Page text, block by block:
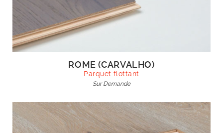
ROME (CARVALHO)
Parquet flottant
Sur Demande